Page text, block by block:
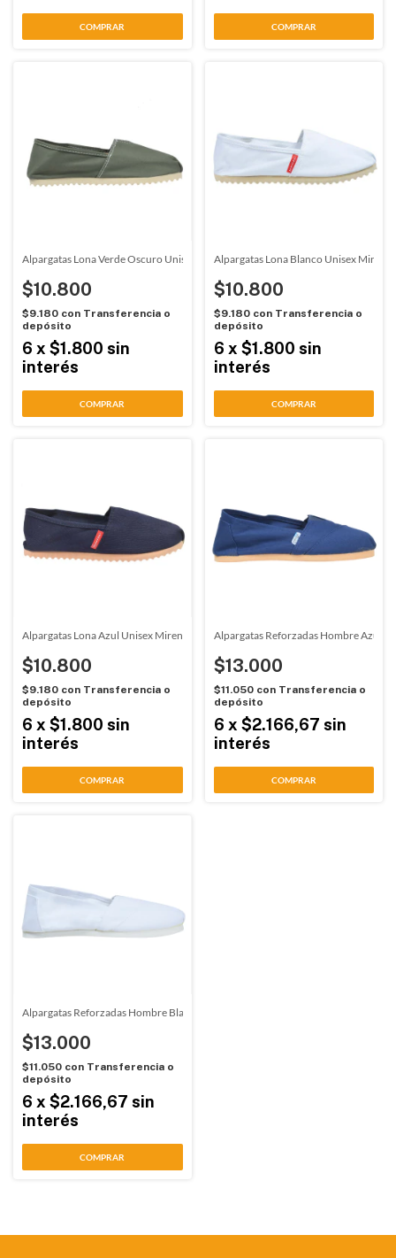
COMPRAR COMPRAR
Alpargatas Lona Verde Oscuro Unisex Miren (1205)
$10.800
$9.180 con Transferencia o
depósito
6 x $1.800 sin
interés
COMPRAR
Alpargatas Lona Blanco Unisex Miren
$10.800
$9.180 con Transferencia o
depósito
6 x $1.800 sin
interés
COMPRAR
Alpargatas Lona Azul Unisex Miren (1202)
$10.800
$9.180 con Transferencia o
depósito
6 x $1.800 sin
interés
COMPRAR
Alpargatas Reforzadas Hombre Azul
$13.000
$11.050 con Transferencia o
depósito
6 x $2.166,67 sin
interés
COMPRAR
Alpargatas Reforzadas Hombre Blanco Confortable (4031)
$13.000
$11.050 con Transferencia o
depósito
6 x $2.166,67 sin
interés
COMPRAR